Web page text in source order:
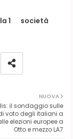
1
società
NUOVA
il sondaggio sulle
voto degli italiani a
elezioni europee a
Otto e mezzo LA7